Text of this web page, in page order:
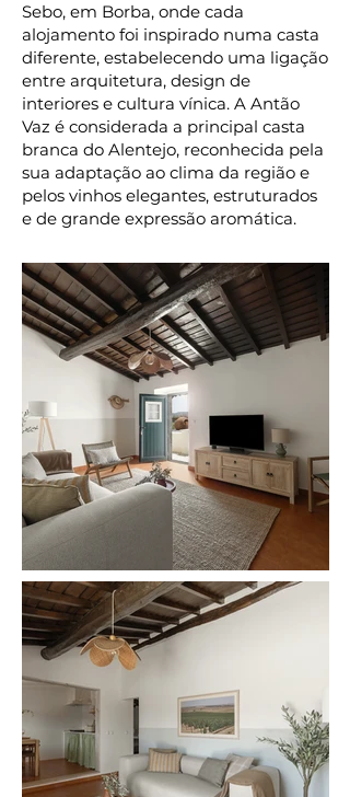
Sebo, em Borba, onde cada
alojamento foi inspirado numa casta
diferente, estabelecendo uma ligação
entre arquitetura, design de
interiores e cultura vínica. A Antão
Vaz é considerada a principal casta
branca do Alentejo, reconhecida pela
sua adaptação ao clima da região e
pelos vinhos elegantes, estruturados
e de grande expressão aromática.